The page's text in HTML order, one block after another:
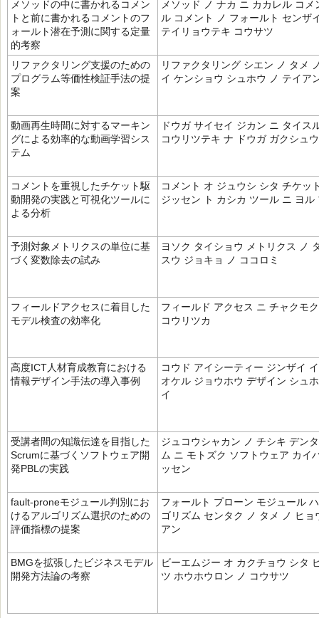
メソッドの中に書かれるコメン
トと前に書かれるコメントのフ
ォールト潜在予測に関する定量
的考察
メソッド ノ ナカ ニ カカレル コ
ル コメント ノ フォールト センザ
テイリョウテキ コウサツ
リファクタリング支援のための
プログラム等価性検証手法の提
案
リファクタリング シエン ノ タメ
イ ケンショウ シュホウ ノ テイア
動画再生時間に対するマーキン
グによる効率的な動画学習シス
テム
ドウガ サイセイ ジカン ニ タイス
コウリツテキ ナ ドウガ ガクシュ
コメントを重視したチケット駆
動開発の実践と可視化ツールに
よる分析
コメント オ ジュウシ シタ チケッ
ジッセン ト カシカ ツール ニ ヨル
予測対象メトリクスの単位に基
づく変数除去の試み
ヨソク タイショウ メトリクス ノ
スウ ジョキョ ノ ココロミ
フィールドアクセスに着目した
モデル検査の効率化
フィールド アクセス ニ チャクモ
コウリツカ
高度ICT人材育成教育における
情報デザイン手法の導入事例
コウド アイシーティー ジンザイ
オケル ジョウホウ デザイン シュ
イ
受講者間の知識伝達を目指した
Scrumに基づくソフトウェア開
発PBLの実践
ジュコウシャカン ノ チシキ デン
ム ニ モトズク ソフトウェア カイ
ッセン
fault‐proneモジュール判別にお
けるアルゴリズム選択のための
評価指標の提案
フォールト プローン モジュール
ゴリズム センタク ノ タメ ノ ヒ
アン
BMGを拡張したビジネスモデル
開発方法論の考察
ビーエムジー オ カクチョウ シタ
ツ ホウホウロン ノ コウサツ